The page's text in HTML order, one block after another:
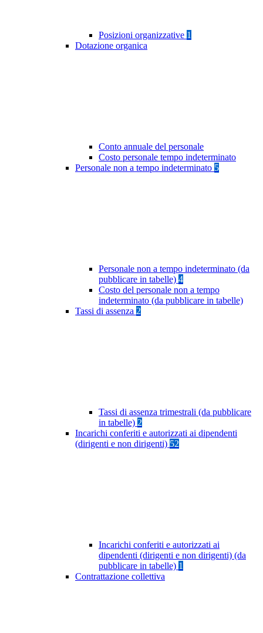
Posizioni organizzative 1
Dotazione organica
Conto annuale del personale
Costo personale tempo indeterminato
Personale non a tempo indeterminato 5
Personale non a tempo indeterminato (da
pubblicare in tabelle) 4
Costo del personale non a tempo
indeterminato (da pubblicare in tabelle)
Tassi di assenza 2
Tassi di assenza trimestrali (da pubblicare
in tabelle) 2
Incarichi conferiti e autorizzati ai dipendenti
(dirigenti e non dirigenti) 52
Incarichi conferiti e autorizzati ai
dipendenti (dirigenti e non dirigenti) (da
pubblicare in tabelle) 1
Contrattazione collettiva